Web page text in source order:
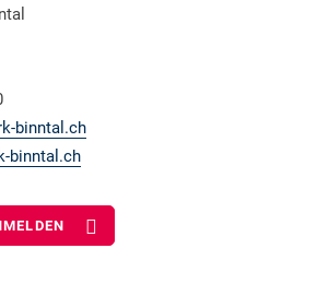
binntal.ch
binntal.ch